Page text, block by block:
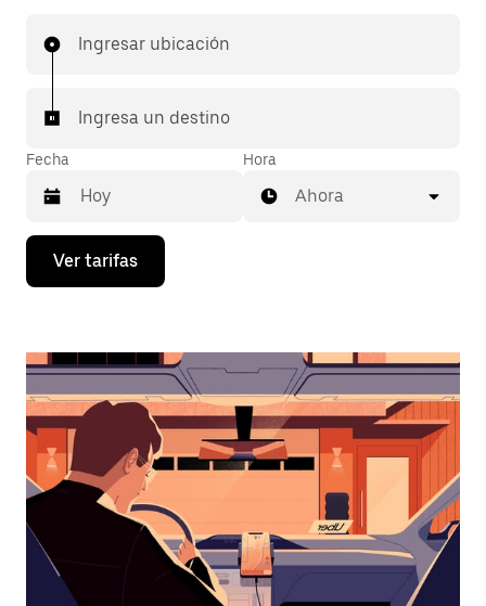
Ingresar ubicación
Ingresa un destino
Fecha
Presiona
flecha
interactuar
el
calendario
selecciona
una
fecha.
Presiona
la
tecla Esc
para
Hora
Ahora
Ver tarifas